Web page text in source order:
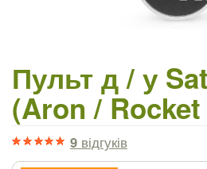
Пульт д / у
(Aron /
9 відгуків